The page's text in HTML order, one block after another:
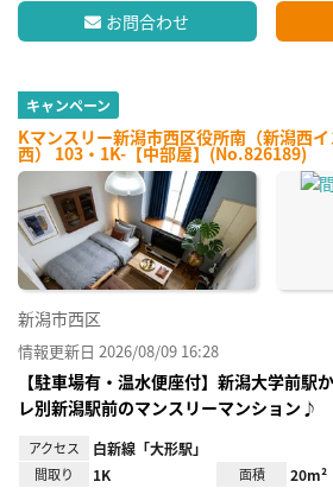
お問合わせ
キャンペーン
Kマンスリー新潟市西区役所南（新潟西
西） 103・1K-【中部屋】(No.826189)
新潟市西区
情報更新日 2026/08/09 16:28
【駐車場有・温水便座付】新潟大学前駅
レ別新潟駅前のマンスリーマンション♪
アクセス 白新線「大形駅」
間取り 1K 面積 20m²